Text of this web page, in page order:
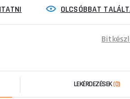
OLCSÓBBAT
LEKÉRDEZÉSEK(0)